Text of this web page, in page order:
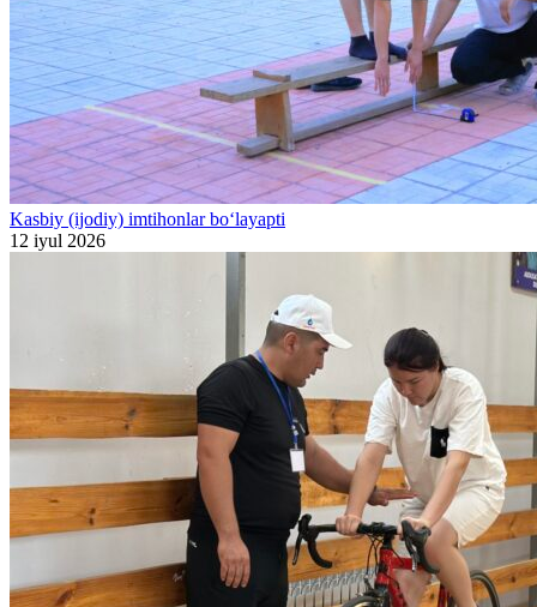
Kasbiy (ijodiy) imtihonlar bo‘layapti
12 iyul 2026